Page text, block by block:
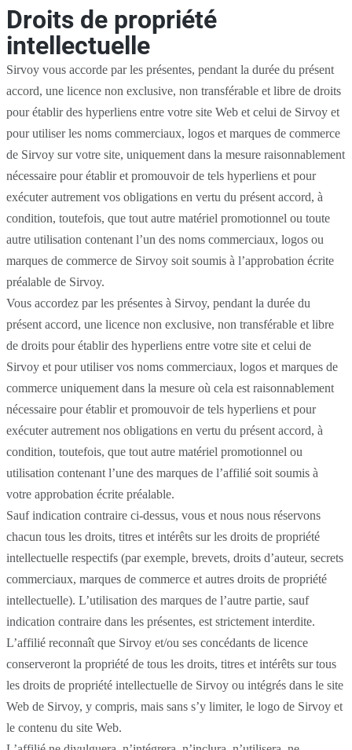
Droits de propriété
intellectuelle
Sirvoy vous accorde par les présentes, pendant la durée du présent
accord, une licence non exclusive, non transférable et libre de droits
pour établir des hyperliens entre votre site Web et celui de Sirvoy et
pour utiliser les noms commerciaux, logos et marques de commerce
de Sirvoy sur votre site, uniquement dans la mesure raisonnablement
nécessaire pour établir et promouvoir de tels hyperliens et pour
exécuter autrement vos obligations en vertu du présent accord, à
condition, toutefois, que tout autre matériel promotionnel ou toute
autre utilisation contenant l’un des noms commerciaux, logos ou
marques de commerce de Sirvoy soit soumis à l’approbation écrite
préalable de Sirvoy.
Vous accordez par les présentes à Sirvoy, pendant la durée du
présent accord, une licence non exclusive, non transférable et libre
de droits pour établir des hyperliens entre votre site et celui de
Sirvoy et pour utiliser vos noms commerciaux, logos et marques de
commerce uniquement dans la mesure où cela est raisonnablement
nécessaire pour établir et promouvoir de tels hyperliens et pour
exécuter autrement nos obligations en vertu du présent accord, à
condition, toutefois, que tout autre matériel promotionnel ou
utilisation contenant l’une des marques de l’affilié soit soumis à
votre approbation écrite préalable.
Sauf indication contraire ci-dessus, vous et nous nous réservons
chacun tous les droits, titres et intérêts sur les droits de propriété
intellectuelle respectifs (par exemple, brevets, droits d’auteur, secrets
commerciaux, marques de commerce et autres droits de propriété
intellectuelle). L’utilisation des marques de l’autre partie, sauf
indication contraire dans les présentes, est strictement interdite.
L’affilié reconnaît que Sirvoy et/ou ses concédants de licence
conserveront la propriété de tous les droits, titres et intérêts sur tous
les droits de propriété intellectuelle de Sirvoy ou intégrés dans le site
Web de Sirvoy, y compris, mais sans s’y limiter, le logo de Sirvoy et
le contenu du site Web.